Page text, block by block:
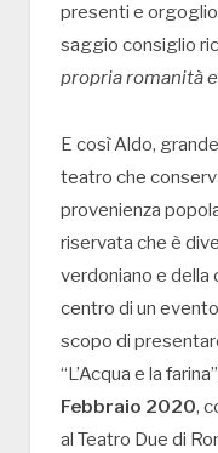
presenti e
saggio consiglio
propria romanità
E così Aldo,
teatro che
provenienza
riservata che è
verdoniano e della
centro di un
scopo di
“L’Acqua e la
Febbraio 2020,
al Teatro Due di